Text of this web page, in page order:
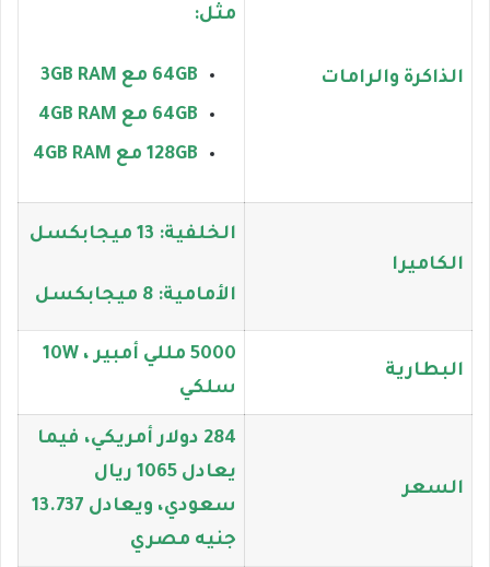
الذاكرة والرامات
مثل:
64GB مع 3GB RAM
64GB مع 4GB RAM
128GB مع 4GB RAM
الكاميرا
الخلفية: 13 ميجابكسل
الأمامية: 8 ميجابكسل
البطارية
5000 مللي أمبير ، 10W
سلكي
السعر
284 دولار أمريكي، فيما
يعادل 1065 ريال
سعودي، ويعادل 13.737
جنيه مصري